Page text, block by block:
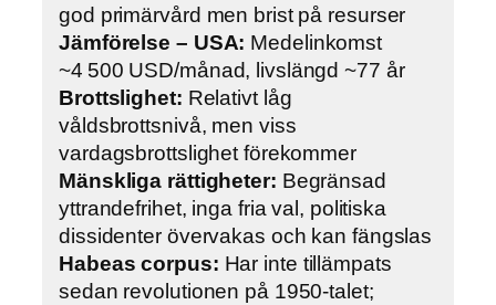
god primärvård men brist på resurser
Jämförelse – USA: Medelinkomst
~4 500 USD/månad, livslängd ~77 år
Brottslighet: Relativt låg
våldsbrottsnivå, men viss
vardagsbrottslighet förekommer
Mänskliga rättigheter: Begränsad
yttrandefrihet, inga fria val, politiska
dissidenter övervakas och kan fängslas
Habeas corpus: Har inte tillämpats
sedan revolutionen på 1950-talet;